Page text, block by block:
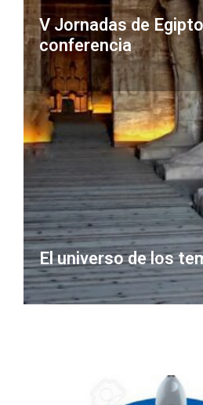
V Jornadas de
conferencia
El universo de los